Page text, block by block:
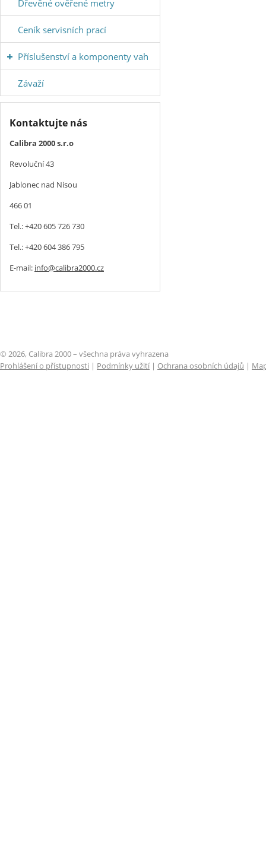
Dřevěné ověřené metry
Ceník servisních prací
Příslušenství a komponenty vah
Závaží
Kontaktujte nás
Calibra 2000 s.r.o
Revoluční 43
Jablonec nad Nisou
466 01
Tel.: +420 605 726 730
Tel.: +420 604 386 795
E-mail: info@calibra2000.cz
© 2026, Calibra 2000 – všechna práva vyhrazena
Prohlášení o přístupnosti | Podmínky užití| Ochrana osobních údajů |